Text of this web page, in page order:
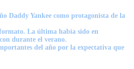
Daddy Yankee como protagonista de la
formato. La última había sido en
durante el verano.
del año por la expectativa que